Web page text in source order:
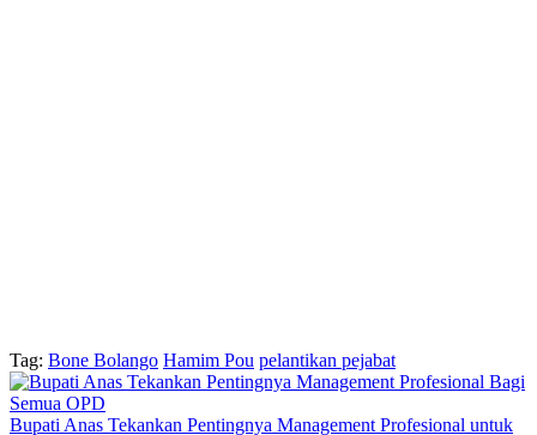
Tag: Bone Bolango Hamim Pou pelantikan pejabat
Bupati Anas Tekankan Pentingnya Management Profesional untuk